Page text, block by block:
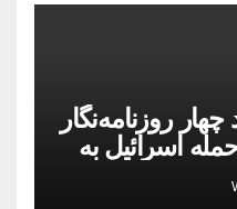
روزنامه‌نگار
در حمله اسرائیل به